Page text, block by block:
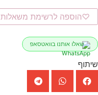
♡הוספה לרשימת משאלות
שאלו אותנו בוואטסאפ
שיתוף